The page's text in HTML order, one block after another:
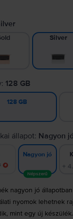
Silver
128 GB
128 GB
állapot: Nagyon
Nagyon jó
Népszerű
+
nagyon jó
nyomok lehetnek
mint egy új készülék.